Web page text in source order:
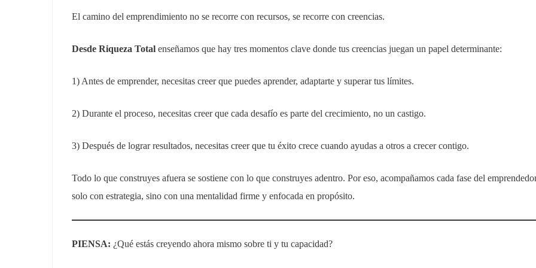
El camino del emprendimiento no se recorre con recursos, se recorre con creencias.
Desde Riqueza Total enseñamos que hay tres momentos clave donde tus creencias juegan un papel determinante:
1) Antes de emprender, necesitas creer que puedes aprender, adaptarte y superar tus límites.
2) Durante el proceso, necesitas creer que cada desafío es parte del crecimiento, no un castigo.
3) Después de lograr resultados, necesitas creer que tu éxito crece cuando ayudas a otros a crecer contigo.
Todo lo que construyes afuera se sostiene con lo que construyes adentro. Por eso, acompañamos cada fase del
solo con estrategia, sino con una mentalidad firme y enfocada en propósito.
PIENSA: ¿Qué estás creyendo ahora mismo sobre ti y tu capacidad?